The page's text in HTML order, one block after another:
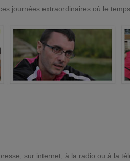
journées extraordinaires où le
sur internet, à la radio ou à la